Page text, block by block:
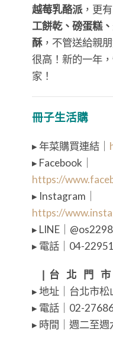
越莓乳酪派，更
工餅乾、磅蛋糕
酥，不管送給親
很高！新的一年
家！
冊子生活購
▸ 年菜購買連結｜
▸ Facebook｜
https://
▸ Instagram｜
https://
▸ LINE｜
▸ 電話｜04-
⠀❘ 台⠀北⠀門⠀市
▸ 地址｜台北市
▸ 電話｜02-
▸ 時間｜週二至